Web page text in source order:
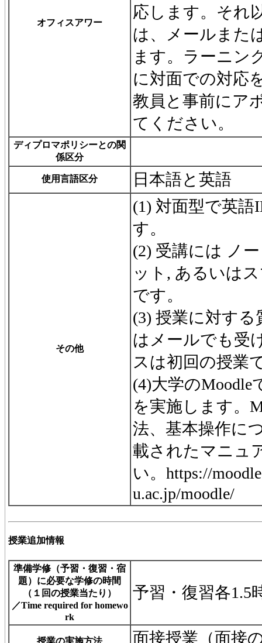
オフィスアワー
応します。それ
は、メールまた
ます。ラーニン
に対面での対応
教員と事前にア
てください。
ディプロマポリシーとの関
係区分
使用言語区分 日本語と英語
その他
(1) 対面型で英
す。
(2) 受講には ノ
ット, あるいは
です。
(3) 授業に対す
はメールでも受
スは初回の授
(4)大学の
を実施します。
法、基本操作に
載されたマニュ
い。https://
u.ac.jp/moodle/
授業追加情報
準備学修（予習・復習・宿
題）に必要な学修の時間
（１回の授業当たり）
／Time required for homewo
rk
予習・復習各1.5
授業の実施方法 面接授業（面接